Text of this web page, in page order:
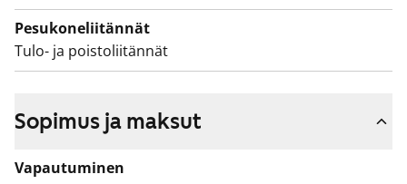
Pesukoneliitännät
Tulo- ja poistoliitännät
Sopimus ja maksut
Vapautuminen